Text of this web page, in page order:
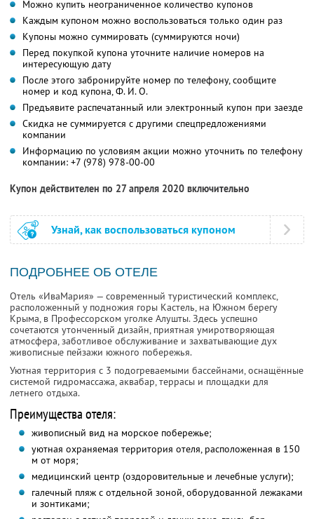
Можно купить неограниченное количество купонов
Каждым купоном можно воспользоваться только один раз
Купоны можно суммировать (суммируются ночи)
Перед покупкой купона уточните наличие номеров на
интересующую дату
После этого забронируйте номер по телефону, сообщите
номер и код купона,Ф. И. О.
Предъявите распечатанный или электронный купон при заезде
Скидка не суммируется с другими спецпредложениями
компании
Информацию по условиям акции можно уточнить по телефону
компании: +7 (978) 978-00-00
Купон действителен по 27 апреля 2020 включительно
Узнай, как воспользоваться купоном
ПОДРОБНЕЕ ОБ ОТЕЛЕ
Отель «ИваМария» — современный туристический комплекс,
расположенный у подножия горы Кастель, на Южном берегу
Крыма, в Профессорском уголке Алушты. Здесь успешно
сочетаются утонченный дизайн, приятная умиротворяющая
атмосфера, заботливое обслуживание и захватывающие дух
живописные пейзажи южного побережья.
Уютная территория с 3 подогреваемыми бассейнами, оснащённые
системой гидромассажа, аквабар, террасы и площадки для
летнего отдыха.
Преимущества отеля:
живописный вид на морское побережье;
уютная охраняемая территория отеля, расположенная в 150
м от моря;
медицинский центр (оздоровительные и лечебные услуги);
галечный пляж с отдельной зоной, оборудованной лежаками
и зонтиками;